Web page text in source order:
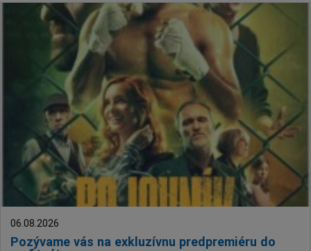
Pozývame vás na exkluzívnu predpremiéru do
06.08.2026